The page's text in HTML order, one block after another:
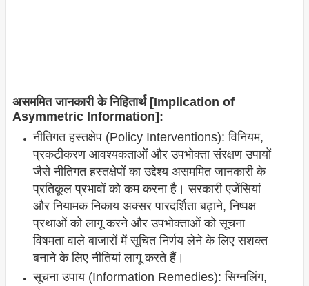
असममित जानकारी के निहितार्थ [Implication of
Asymmetric Information]:
नीतिगत हस्तक्षेप (Policy Interventions): विनियम,
प्रकटीकरण आवश्यकताओं और उपभोक्ता संरक्षण उपायों
जैसे नीतिगत हस्तक्षेपों का उद्देश्य असममित जानकारी के
प्रतिकूल प्रभावों को कम करना है। सरकारी एजेंसियां
और नियामक निकाय अक्सर पारदर्शिता बढ़ाने, निष्पक्ष
प्रथाओं को लागू करने और उपभोक्ताओं को सूचना
विषमता वाले बाजारों में सूचित निर्णय लेने के लिए सशक्त
बनाने के लिए नीतियां लागू करते हैं।
सूचना उपाय (Information Remedies): सिग्नलिंग,